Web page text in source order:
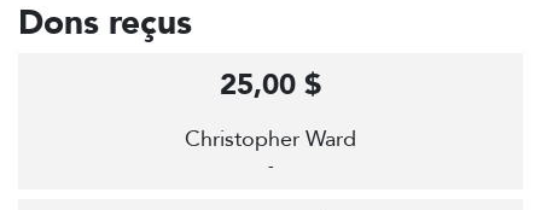
Dons reçus
Christopher Ward
-
25,00 $